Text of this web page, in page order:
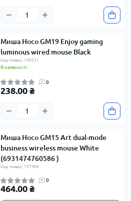
Миша Hoco GM19 Enjoy gaming
luminous wired mouse Black
Код товару: 109231
В наявності
0
238.00 ₴
Миша Hoco GM15 Art dual-mode
business wireless mouse White
(6931474760586 )
Код товару: 137486
0
464.00 ₴